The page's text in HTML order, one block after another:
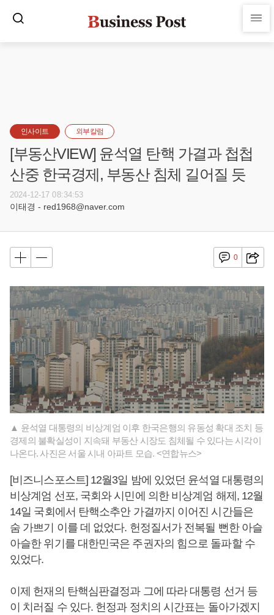
인사이트 외부칼럼
[부동산VIEW] 윤석열 탄핵 가결과 첩첩
산중 한국경제, 부동산 침체 길어질 듯
2024-12-17 08:34:53
이태경 - red1968@naver.com
0
▲ 윤석열 대통령의 비상계엄 이후 한국은행의 유동성 확대 조치 등
경제의 불확실성이 지속돼 부동산 시장도 침체될 수 있다는 시각이
나온다. 사진은 서울 시내 아파트 모습. <연합뉴스>
[비즈니스포스트] 12월3일 밤에 있었던 윤석열 대통령의
비상계엄 선포, 국회와 시민에 의한 비상계엄 해제, 12월
14일 국회에서 탄핵소추안 가결까지 이어진 시간들은
숨 가쁘기 이를 데 없었다. 헌정질서가 전복될 뻔한 아슬
아슬한 위기를 대한민국은 주권자의 힘으로 돌파할 수
있었다.
이제 헌재의 탄핵심판결정과 그에 따라 대통령 선거 등
이 치러질 수 있다. 헌정과 정치의 시간표는 돌아가겠지